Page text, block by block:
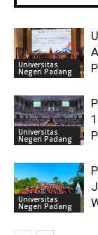
Universitas
Negeri Padang
Universitas
Negeri Padang
Universitas
Negeri Padang